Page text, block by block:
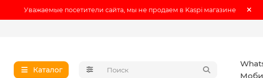
Уважаемые посетители сайта, мы не продаем в Kaspi магазине
Каталог